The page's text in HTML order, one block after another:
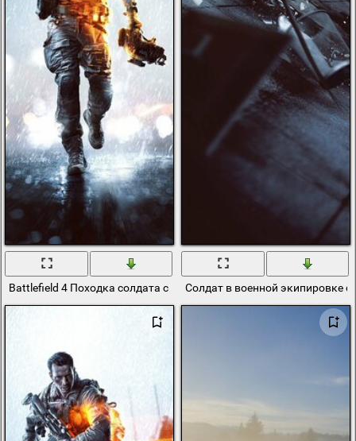
Battlefield 4 Походка солдата с оружиемСолдат в военной экипировке